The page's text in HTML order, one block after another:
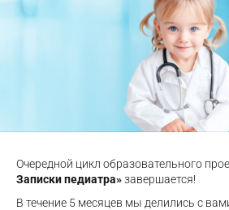
Очередной цикл образовательного
Записки педиатра»завершается!
В течение 5 месяцев мы делились с